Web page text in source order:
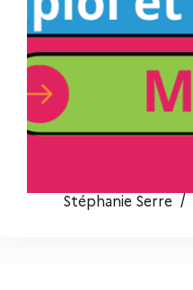
Stéphanie Serre